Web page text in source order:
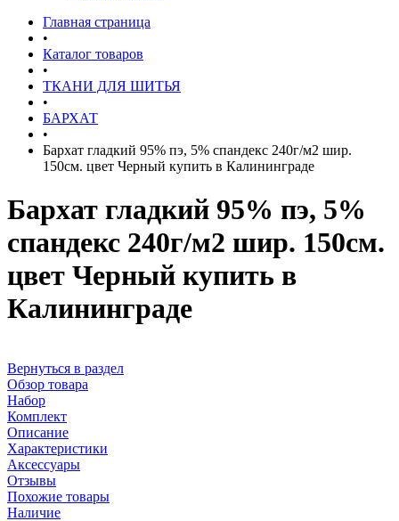
Главная страница
•
Каталог товаров
•
ТКАНИ ДЛЯ ШИТЬЯ
•
БАРХАТ
•
Бархат гладкий 95% пэ, 5% спандекс 240г/м2 шир.
150см. цвет Черный купить в Калининграде
Бархат гладкий 95% пэ, 5%
спандекс 240г/м2 шир. 150см.
цвет Черный купить в
Калининграде
Вернуться в раздел
Обзор товара
Набор
Комплект
Описание
Характеристики
Аксессуары
Отзывы
Похожие товары
Наличие